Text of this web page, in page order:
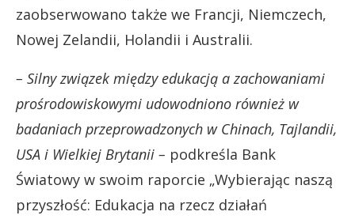
zaobserwowano także we Francji, Niemczech,
Nowej Zelandii, Holandii i Australii.
– Silny związek między edukacją a zachowaniami
prośrodowiskowymi udowodniono również w
badaniach przeprowadzonych w Chinach, Tajlandii,
USA i Wielkiej Brytanii – podkreśla Bank
Światowy w swoim raporcie „Wybierając naszą
przyszłość: Edukacja na rzecz działań